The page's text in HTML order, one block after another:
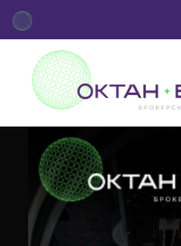
+7 (3812) 29-00-92
г.Омск ул.Красный